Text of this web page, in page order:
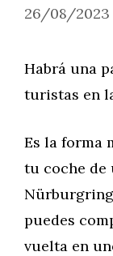
26/08/2023
Habrá una
turistas en
Es la forma
tu coche de
puedes
vuelta en